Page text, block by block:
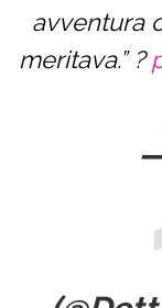
avventura
meritava.” ?